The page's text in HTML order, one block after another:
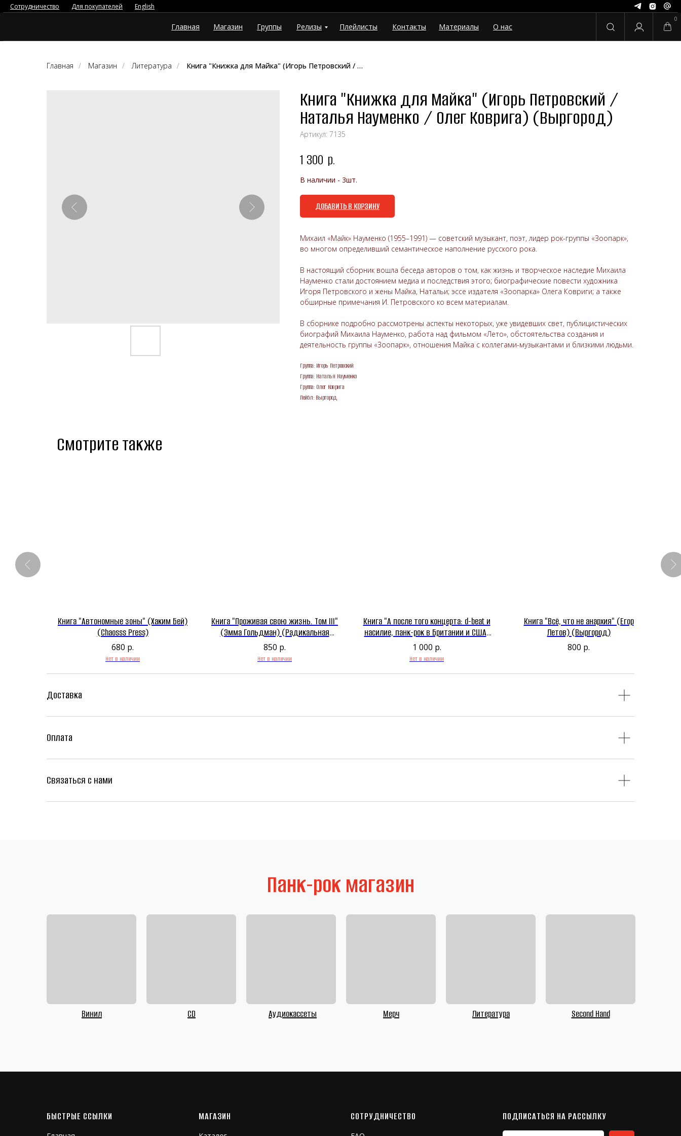
0
Главная Магазин Группы Релизы Плейлисты Контакты Материалы О нас
Сотрудничество Для покупателей English
Главная / Магазин / Литература / Книга "Книжка для Майка" (Игорь Петровский / Наталья Науменко / Олег Коврига) (Выргород)
Книга "Книжка для Майка" (Игорь Петровский /
Наталья Науменко / Олег Коврига) (Выргород)
Артикул: 7135
1 300 р.
В наличии - 3шт.
ДОБАВИТЬ В КОРЗИНУ
Михаил «Майк» Науменко (1955–1991) — советский музыкант, поэт, лидер рок-группы «Зоопарк»,
во многом определивший семантическое наполнение русского рока.
В настоящий сборник вошла беседа авторов о том, как жизнь и творческое наследие Михаила
Науменко стали достоянием медиа и последствия этого; биографические повести художника
Игоря Петровского и жены Майка, Натальи; эссе издателя «Зоопарка» Олега Ковриги; а также
обширные примечания И. Петровского ко всем материалам.
В сборнике подробно рассмотрены аспекты некоторых, уже увидевших свет, публицистических
биографий Михаила Науменко, работа над фильмом «Лето», обстоятельства создания и
деятельность группы «Зоопарк», отношения Майка с коллегами-музыкантами и близкими людьми.
Группа: Игорь Петровский
Группа: Наталья Науменко
Группа: Олег Коврига
Лейбл: Выргород
Смотрите также
Книга "Автономные зоны" (Хаким Бей)
(Chaosss Press)
680 р.
Нет в наличии
Книга "Проживая свою жизнь. Том III"
(Эмма Гольдман) (Радикальная
Теория и Практика)
850 р.
Нет в наличии
Книга "А после того концерта: d-beat и
насилие, панк-рок в Британии и США"
(Тезз Робертс) (Издательство
Сияние)
1 000 р.
Нет в наличии
Книга "Всё, что не анархия" (Егор
Летов) (Выргород)
800 р.
Доставка
Оплата
Связаться с нами
Винил CD Аудиокассеты Мерч Литература Second Hand
Панк-рок магазин
БЫСТРЫЕ ССЫЛКИ МАГАЗИН СОТРУДНИЧЕСТВО ПОДПИСАТЬСЯ НА РАССЫЛКУ